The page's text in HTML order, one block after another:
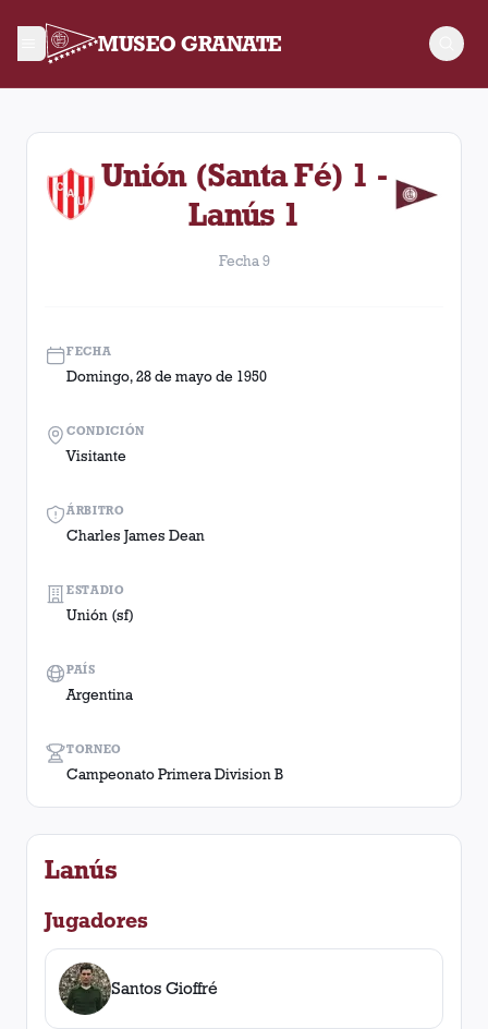
MUSEO GRANATE
Fecha 9. Partido entre Lanús y Unión (Santa Fé) disputado
Unión (Santa Fé) 1 -
Lanús 1
Fecha 9
FECHA
Domingo, 28 de mayo de 1950
ÁRBITRO
Charles James Dean
TORNEO
Campeonato Primera Division B
CONDICIÓN
Visitante
ESTADIO
Unión (sf)
PAÍS
Argentina
Lanús
Jugadores
Santos Gioffré